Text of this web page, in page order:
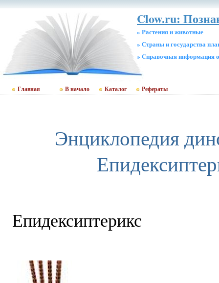
Clow.ru:
» Растения и животные
» Страны и государства
» Cправочная информация
Главная В начало Каталог Рефераты
Энциклопедия
Епидексиптерикс